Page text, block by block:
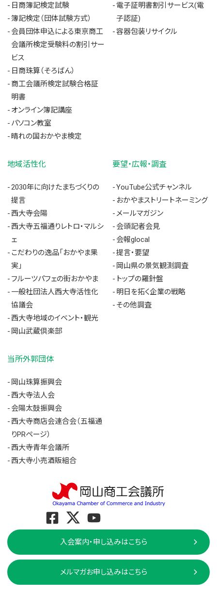
日商簿記検定試験
簿記検定（団体試験方式）
会員団体申込による東京商工
会議所検定受験料の割引サー
ビス
日商珠算（そろばん）
商工会議所検定試験合格証
明書
オンライン簿記講座
パソコン教室
晴れの国おかやま検定
電子証明書割引サービス(電
子認証)
容器包装リサイクル
地域活性化
2030年に向けたまちづくりの
提言
西大寺会陽
西大寺五福通りレトロ・マルシ
ェ
こだわりの逸品「おかやま果
実」
フルーツパフェの街おかやま
一般社団法人西大寺活性化
協議会
西大寺地域のイベント・観光
岡山武蔵倶楽部
要望・広報・調査
YouTube公式チャンネル
おかやまストリートネーミング
メールマガジン
会頭記者会見
会報glocal
提言・要望
岡山県の景気観測調査
トップの羅針盤
明日を拓く企業の戦略
その他調査
当所外郭団体
岡山珠算振興会
西大寺法人会
会陽太鼓振興会
西大寺商店会連合会（五福通
りPRページ）
西大寺青年会議所
西大寺小売酒販組合
入会案内・申し込みはこちら
メルマガお申し込みはこちら